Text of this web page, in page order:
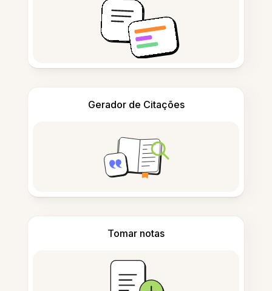
Gerador de Citações
Tomar notas